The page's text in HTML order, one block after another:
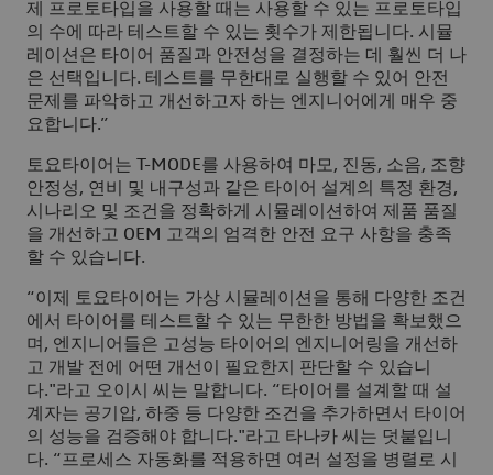
제 프로토타입을 사용할 때는 사용할 수 있는 프로토타입
의 수에 따라 테스트할 수 있는 횟수가 제한됩니다. 시뮬
레이션은 타이어 품질과 안전성을 결정하는 데 훨씬 더 나
은 선택입니다. 테스트를 무한대로 실행할 수 있어 안전
문제를 파악하고 개선하고자 하는 엔지니어에게 매우 중
요합니다.”
토요타이어는 T-MODE를 사용하여 마모, 진동, 소음, 조향
안정성, 연비 및 내구성과 같은 타이어 설계의 특정 환경,
시나리오 및 조건을 정확하게 시뮬레이션하여 제품 품질
을 개선하고 OEM 고객의 엄격한 안전 요구 사항을 충족
할 수 있습니다.
“이제 토요타이어는 가상 시뮬레이션을 통해 다양한 조건
에서 타이어를 테스트할 수 있는 무한한 방법을 확보했으
며, 엔지니어들은 고성능 타이어의 엔지니어링을 개선하
고 개발 전에 어떤 개선이 필요한지 판단할 수 있습니
다."라고 오이시 씨는 말합니다. “타이어를 설계할 때 설
계자는 공기압, 하중 등 다양한 조건을 추가하면서 타이어
의 성능을 검증해야 합니다."라고 타나카 씨는 덧붙입니
다. “프로세스 자동화를 적용하면 여러 설정을 병렬로 시